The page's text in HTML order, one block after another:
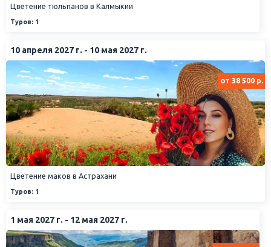
Цветение тюльпанов в Калмыкии
Туров: 1
10 апреля 2027 г. - 10 мая 2027 г.
от 38 500 р.
Цветение маков в Астрахани
Туров: 1
1 мая 2027 г. - 12 мая 2027 г.